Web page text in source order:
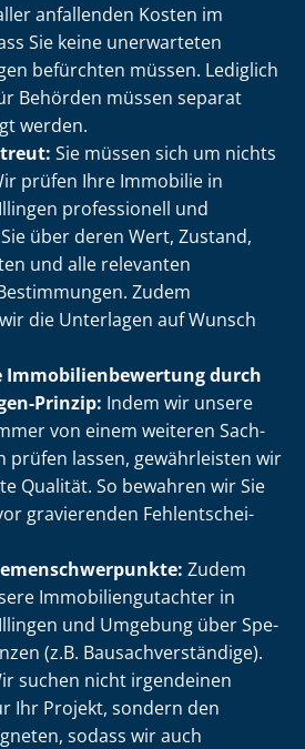
anfallenden Kosten im
Sie keine unerwarteten
befürchten müssen. Lediglich
Behörden müssen separat
werden.
Sie müssen sich um nichts
prüfen Ihre Immobilie in
professionell und
über deren Wert, Zustand,
und alle relevanten
Zudem
die Unterlagen auf Wunsch
Im­mo­bi­li­en­be­wer­tung durch
Prinzip: Indem wir unsere
von einem weiteren Sach­
prüfen lassen, gewährleisten wir
Qualität. So bewahren wir Sie
gravierenden Fehl­ent­schei­
Zudem
Im­mo­bi­li­en­gut­ach­ter in
und Umgebung über Spe­
(z.B. Bau­sach­ver­stän­di­ge).
suchen nicht irgendeinen
Ihr Projekt, sondern den
sodass wir auch